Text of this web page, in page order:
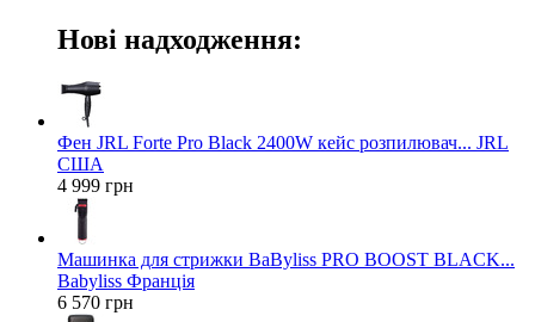
Нові надходження:
Фен JRL Forte Pro Black 2400W кейс розпилювач... JRL
США
4 999 грн
Машинка для стрижки BaByliss PRO BOOST BLACK...
Babyliss Франція
6 570 грн